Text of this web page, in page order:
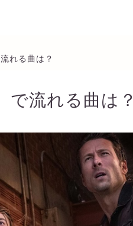
れる曲は？
で流れる曲は？